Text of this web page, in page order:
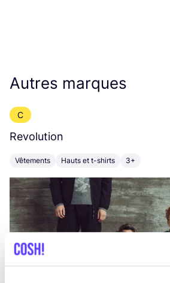
Autres marques
C
Revolution
Vêtements Hauts et t-shirts 3+